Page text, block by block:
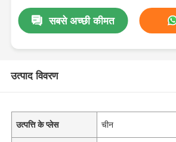
सबसे अच्छी कीमत
उत्पाद विवरण
उत्पत्ति के प्लेस चीन